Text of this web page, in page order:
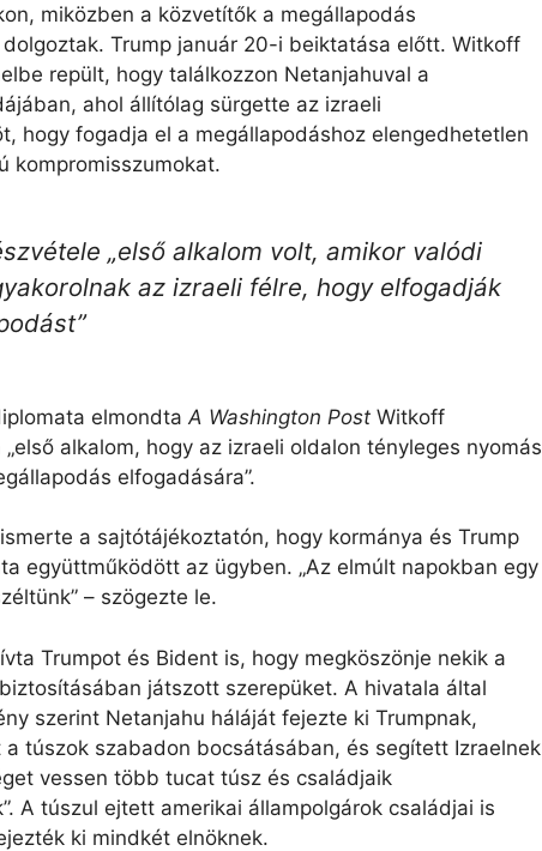
miközben a közvetítők a megállapodás
Trump január 20-i beiktatása előtt. Witkoff
repült, hogy találkozzon Netanjahuval a
ahol állítólag sürgette az izraeli
hogy fogadja el a megállapodáshoz elengedhetetlen
kompromisszumokat.
„első alkalom volt, amikor valódi
az izraeli félre, hogy elfogadják
elmondta A Washington Post Witkoff
alkalom, hogy az izraeli oldalon tényleges nyomás
elfogadására”.
a sajtótájékoztatón, hogy kormánya és Trump
együttműködött az ügyben. „Az elmúlt napokban egy
– szögezte le.
Trumpot és Bident is, hogy megköszönje nekik a
játszott szerepüket. A hivatala által
szerint Netanjahu háláját fejezte ki Trumpnak,
a túszok szabadon bocsátásában, és segített Izraelnek
vessen több tucat túsz és családjaik
A túszul ejtett amerikai állampolgárok családjai is
ki mindkét elnöknek.